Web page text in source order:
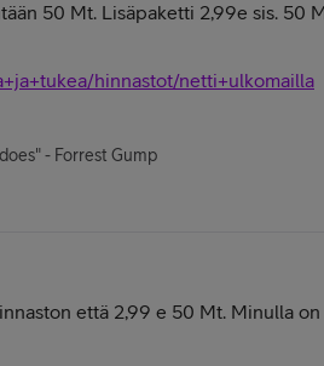
50 Mt. Lisäpaketti 2,99e sis. 50
hinnastot/netti+ulkomailla
- Forrest Gump
että 2,99 e 50 Mt. Minulla